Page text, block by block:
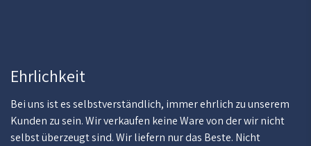
Ehrlichkeit
Bei uns ist es selbstverständlich, immer ehrlich zu unserem
Kunden zu sein. Wir verkaufen keine Ware von der wir nicht
selbst überzeugt sind. Wir liefern nur das Beste. Nicht